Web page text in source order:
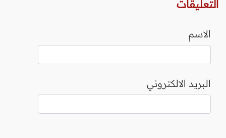
التعليقات
الاسم
البريد الالكتروني